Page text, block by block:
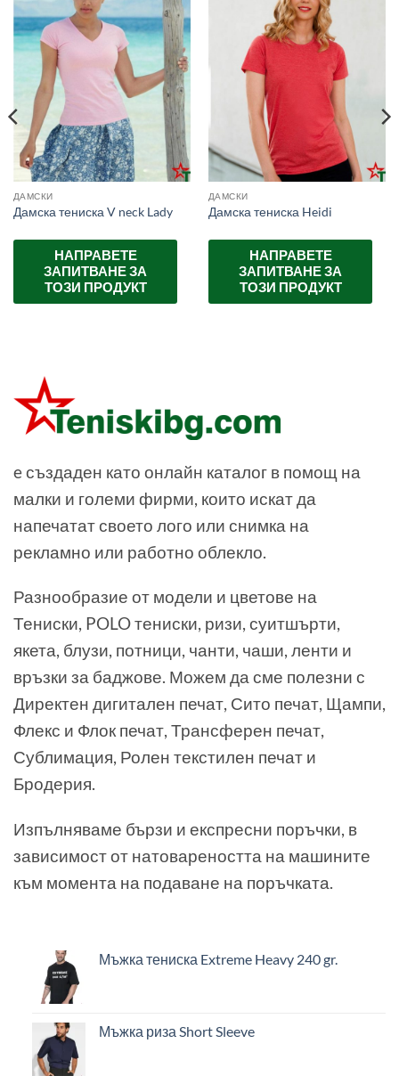
ДАМСКИ
Дамска тениска V neck Lady
НАПРАВЕТЕ
ЗАПИТВАНЕ ЗА
ТОЗИ ПРОДУКТ
ДАМСКИ
Дамска тениска Heidi
НАПРАВЕТЕ
ЗАПИТВАНЕ ЗА
ТОЗИ ПРОДУКТ
e създаден като онлайн каталог в помощ на
малки и големи фирми, които искат да
напечатат своето лого или снимка на
рекламно или работно облекло.
Разнообразие от модели и цветове на
Тениски, POLO тениски, ризи, суитшърти,
якета, блузи, потници, чанти, чаши, ленти и
връзки за баджове. Можем да сме полезни с
Директен дигитален печат, Сито печат, Щампи,
Флекс и Флок печат, Трансферен печат,
Сублимация, Ролен текстилен печат и
Бродерия.
Изпълняваме бързи и експресни поръчки, в
зависимост от натовареността на машините
към момента на подаване на поръчката.
Мъжка тениска Extreme Heavy 240 gr.
Мъжка риза Short Sleeve